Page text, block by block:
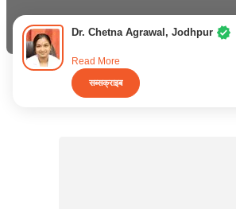
Dr. Chetna Agrawal, Jodhpur
Read More
सब्सक्राइब